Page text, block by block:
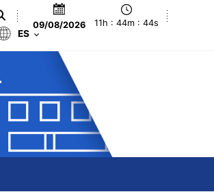
09/08/2026 11h : 44m : 44s
ES